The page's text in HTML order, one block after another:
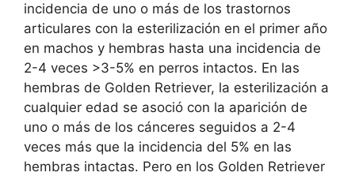
incidencia de uno o más de los trastornos
articulares con la esterilización en el primer año
en machos y hembras hasta una incidencia de
2-4 veces >3-5% en perros intactos. En las
hembras de Golden Retriever, la esterilización a
cualquier edad se asoció con la aparición de
uno o más de los cánceres seguidos a 2-4
veces más que la incidencia del 5% en las
hembras intactas. Pero en los Golden Retriever